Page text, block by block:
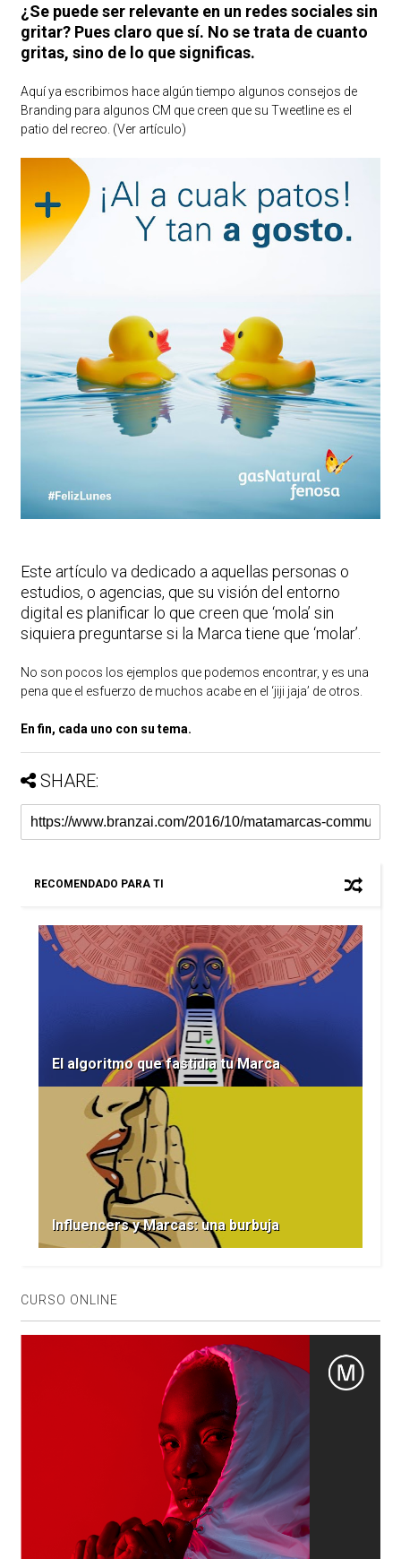
¿Se puede ser relevante en un redes sociales sin
gritar? Pues claro que sí. No se trata de cuanto
gritas, sino de lo que significas.
Aquí ya escribimos hace algún tiempo algunos consejos de
Branding para algunos CM que creen que su Tweetline es el
patio del recreo. (Ver artículo)
Este artículo va dedicado a aquellas personas o
estudios, o agencias, que su visión del entorno
digital es planificar lo que creen que ‘mola’ sin
siquiera preguntarse si la Marca tiene que ‘molar’.
No son pocos los ejemplos que podemos encontrar, y es una
pena que el esfuerzo de muchos acabe en el ‘jiji jaja’ de otros.
En fin, cada uno con su tema.
SHARE:
RECOMENDADO PARA TI
El algoritmo que fastidia tu Marca
Influencers y Marcas: una burbuja
CURSO ONLINE